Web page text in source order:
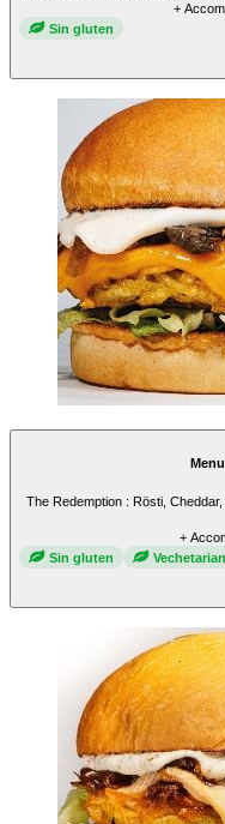
+
Sin gluten
The Redemption : Rösti,
+
Sin gluten